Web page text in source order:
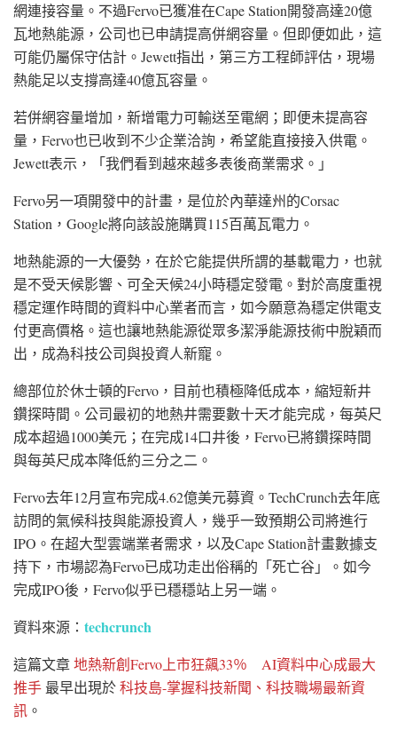
網連接容量。不過Fervo已獲准在Cape Station開發高達20億
瓦地熱能源，公司也已申請提高併網容量。但即便如此，這
可能仍屬保守估計。Jewett指出，第三方工程師評估，現場
熱能足以支撐高達40億瓦容量。
若併網容量增加，新增電力可輸送至電網；即便未提高容
量，Fervo也已收到不少企業洽詢，希望能直接接入供電。
Jewett表示，「我們看到越來越多表後商業需求。」
Fervo另一項開發中的計畫，是位於內華達州的Corsac
Station，Google將向該設施購買115百萬瓦電力。
地熱能源的一大優勢，在於它能提供所謂的基載電力，也就
是不受天候影響、可全天候24小時穩定發電。對於高度重視
穩定運作時間的資料中心業者而言，如今願意為穩定供電支
付更高價格。這也讓地熱能源從眾多潔淨能源技術中脫穎而
出，成為科技公司與投資人新寵。
總部位於休士頓的Fervo，目前也積極降低成本，縮短新井
鑽探時間。公司最初的地熱井需要數十天才能完成，每英尺
成本超過1000美元；在完成14口井後，Fervo已將鑽探時間
與每英尺成本降低約三分之二。
Fervo去年12月宣布完成4.62億美元募資。TechCrunch去年底
訪問的氣候科技與能源投資人，幾乎一致預期公司將進行
IPO。在超大型雲端業者需求，以及Cape Station計畫數據支
持下，市場認為Fervo已成功走出俗稱的「死亡谷」。如今
完成IPO後，Fervo似乎已穩穩站上另一端。
資料來源： techcrunch
這篇文章地熱新創Fervo上市狂飆33％ AI資料中心成最大
推手 最早出現於科技島-掌握科技新聞、科技職場最新資
訊 。